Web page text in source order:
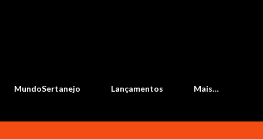
MundoSertanejo Lançamentos Mais…